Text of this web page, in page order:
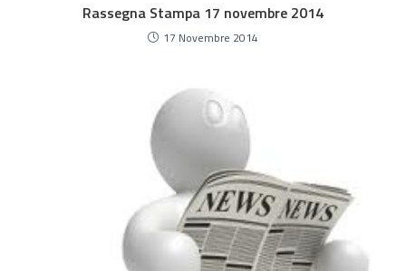
Rassegna Stampa 17 novembre 2014
17 Novembre 2014